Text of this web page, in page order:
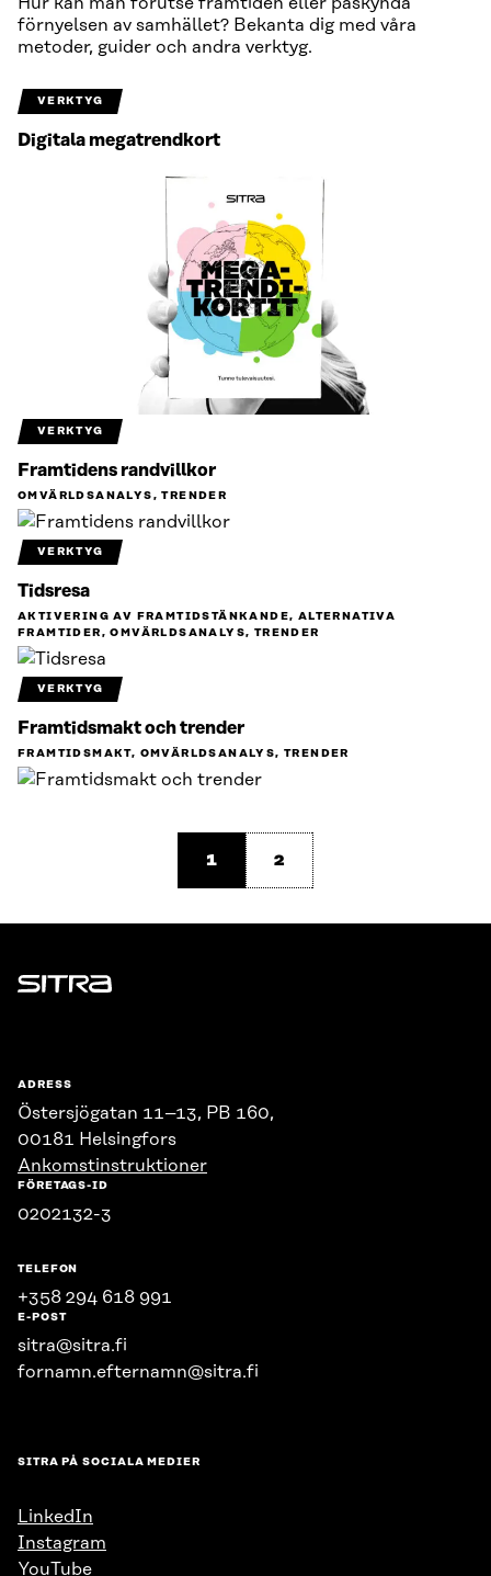
förnyelsen av samhället? Bekanta dig med våra
metoder, guider och andra verktyg.
VERKTYG
Digitala megatrendkort
VERKTYG
Framtidens randvillkor
OMVÄRLDSANALYS, TRENDER
VERKTYG
Tidsresa
AKTIVERING AV FRAMTIDSTÄNKANDE, ALTERNATIVA
FRAMTIDER, OMVÄRLDSANALYS, TRENDER
VERKTYG
Framtidsmakt och trender
FRAMTIDSMAKT, OMVÄRLDSANALYS, TRENDER
1 2
Sitra
ADRESS
Östersjögatan 11–13, PB 160,
00181 Helsingfors
Ankomstinstruktioner
FÖRETAGS-ID
0202132-3
TELEFON
+358 294 618 991
E-POST
sitra@sitra.fi
fornamn.efternamn@sitra.fi
SITRA PÅ SOCIALA MEDIER
LinkedIn
Instagram
YouTube